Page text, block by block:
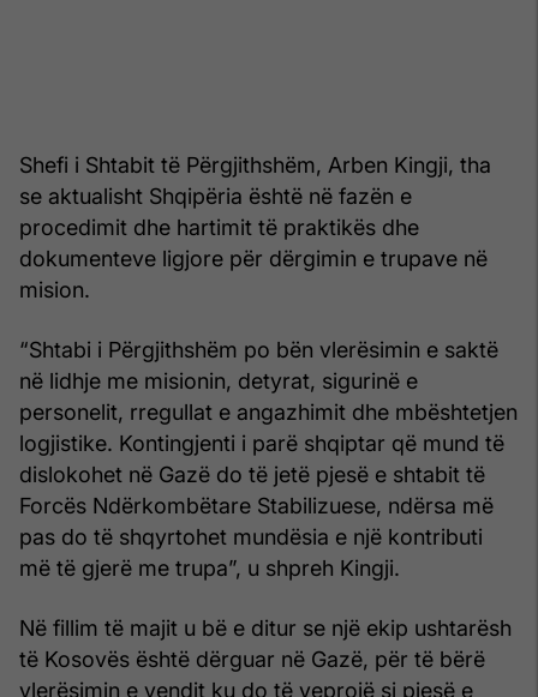
Shefi i Shtabit të Përgjithshëm, Arben Kingji, tha
se aktualisht Shqipëria është në fazën e
procedimit dhe hartimit të praktikës dhe
dokumenteve ligjore për dërgimin e trupave në
mision.
“Shtabi i Përgjithshëm po bën vlerësimin e saktë
në lidhje me misionin, detyrat, sigurinë e
personelit, rregullat e angazhimit dhe mbështetjen
logjistike. Kontingjenti i parë shqiptar që mund të
dislokohet në Gazë do të jetë pjesë e shtabit të
Forcës Ndërkombëtare Stabilizuese, ndërsa më
pas do të shqyrtohet mundësia e një kontributi
më të gjerë me trupa”, u shpreh Kingji.
Në fillim të majit u bë e ditur se një ekip ushtarësh
të Kosovës është dërguar në Gazë, për të bërë
vlerësimin e vendit ku do të veprojë si pjesë e